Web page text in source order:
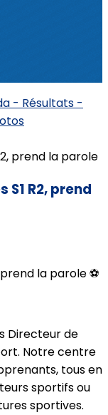
- Résultats -
R2, prend
la parole ⚽️
Directeur de
Notre centre
tous en
sportifs ou
sportives.